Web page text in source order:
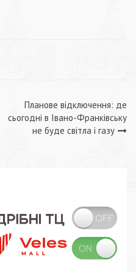
Планове відключення: де
сьогодні в Івано-Франківську
не буде світла і газу